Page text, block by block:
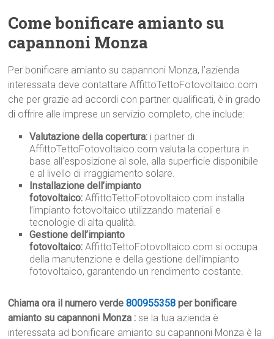
Come bonificare amianto su
capannoni Monza
Per bonificare amianto su capannoni Monza, l’azienda
interessata deve contattare AffittoTettoFotovoltaico.com
che per grazie ad accordi con partner qualificati, è in grado
di offrire alle imprese un servizio completo, che include:
Valutazione della copertura: i partner di
AffittoTettoFotovoltaico.com valuta la copertura in
base all’esposizione al sole, alla superficie disponibile
e al livello di irraggiamento solare.
Installazione dell’impianto
fotovoltaico: AffittoTettoFotovoltaico.com installa
l’impianto fotovoltaico utilizzando materiali e
tecnologie di alta qualità.
Gestione dell’impianto
fotovoltaico: AffittoTettoFotovoltaico.com si occupa
della manutenzione e della gestione dell’impianto
fotovoltaico, garantendo un rendimento costante.
Chiama ora il numero verde800955358 per bonificare
amianto su capannoni Monza : se la tua azienda è
interessata ad bonificare amianto su capannoni Monza è la